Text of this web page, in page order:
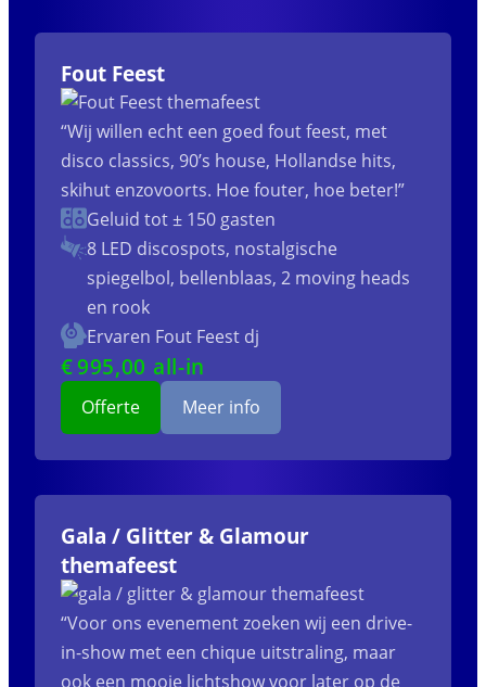
Fout Feest
“Wij willen echt een goed fout feest, met
disco classics, 90’s house, Hollandse hits,
skihut enzovoorts. Hoe fouter, hoe beter!”
Geluid tot ± 150 gasten
8 LED discospots, nostalgische
spiegelbol, bellenblaas, 2 moving heads
en rook
Ervaren Fout Feest dj
€995,00 all-in
Offerte Meer info
Gala / Glitter & Glamour
themafeest
“Voor ons evenement zoeken wij een drive-
in-show met een chique uitstraling, maar
ook een mooie lichtshow voor later op de